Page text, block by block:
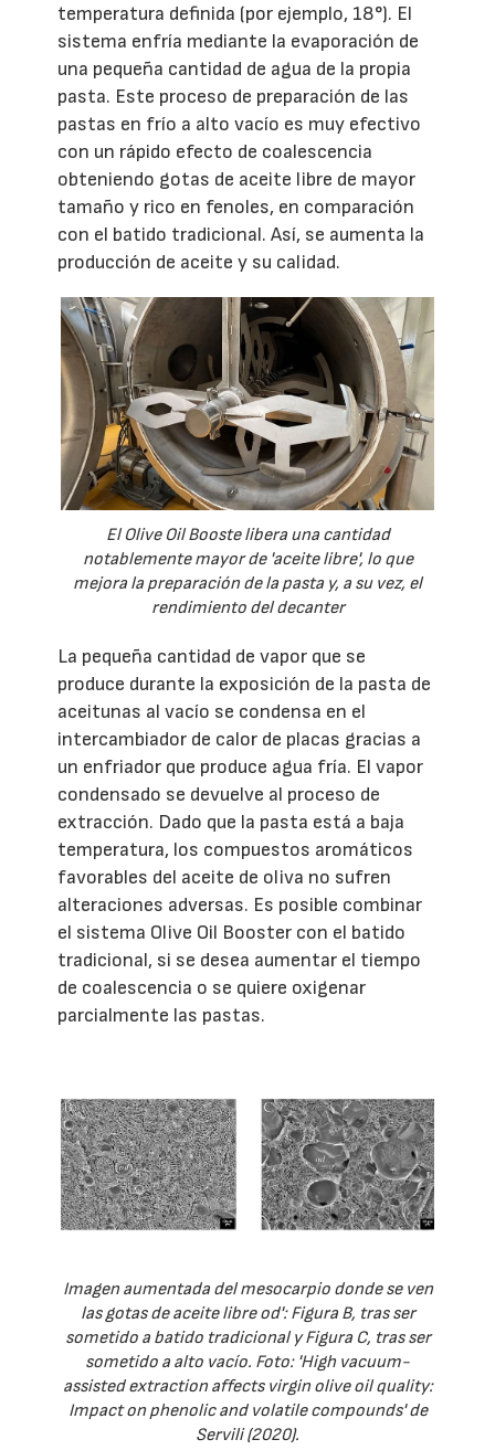
temperatura definida (por ejemplo, 18°). El
sistema enfría mediante la evaporación de
una pequeña cantidad de agua de la propia
pasta. Este proceso de preparación de las
pastas en frío a alto vacío es muy efectivo
con un rápido efecto de coalescencia
obteniendo gotas de aceite libre de mayor
tamaño y rico en fenoles, en comparación
con el batido tradicional. Así, se aumenta la
producción de aceite y su calidad.
El Olive Oil Booste libera una cantidad
notablemente mayor de 'aceite libre', lo que
mejora la preparación de la pasta y, a su vez, el
rendimiento del decanter
La pequeña cantidad de vapor que se
produce durante la exposición de la pasta de
aceitunas al vacío se condensa en el
intercambiador de calor de placas gracias a
un enfriador que produce agua fría. El vapor
condensado se devuelve al proceso de
extracción. Dado que la pasta está a baja
temperatura, los compuestos aromáticos
favorables del aceite de oliva no sufren
alteraciones adversas. Es posible combinar
el sistema Olive Oil Booster con el batido
tradicional, si se desea aumentar el tiempo
de coalescencia o se quiere oxigenar
parcialmente las pastas.
Imagen aumentada del mesocarpio donde se ven
las gotas de aceite libre od': Figura B, tras ser
sometido a batido tradicional y Figura C, tras ser
sometido a alto vacío. Foto: 'High vacuum-
assisted extraction affects virgin olive oil quality:
Impact on phenolic and volatile compounds' de
Servili (2020).